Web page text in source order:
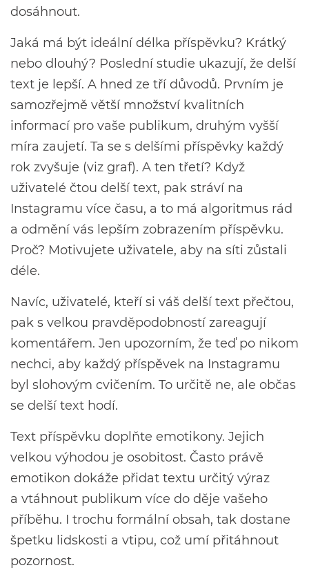
dosáhnout.
Jaká má být ideální délka příspěvku? Krátký
nebo dlouhý? Poslední studie ukazují, že delší
text je lepší. A hned ze tří důvodů. Prvním je
samozřejmě větší množství kvalitních
informací pro vaše publikum, druhým vyšší
míra zaujetí. Ta se s delšími příspěvky každý
rok zvyšuje (viz graf). A ten třetí? Když
uživatelé čtou delší text, pak stráví na
Instagramu více času, a to má algoritmus rád
a odmění vás lepším zobrazením příspěvku.
Proč? Motivujete uživatele, aby na síti zůstali
déle.
Navíc, uživatelé, kteří si váš delší text přečtou,
pak s velkou pravděpodobností zareagují
komentářem. Jen upozorním, že teď po nikom
nechci, aby každý příspěvek na Instagramu
byl slohovým cvičením. To určitě ne, ale občas
se delší text hodí.
Text příspěvku doplňte emotikony. Jejich
velkou výhodou je osobitost. Často právě
emotikon dokáže přidat textu určitý výraz
a vtáhnout publikum více do děje vašeho
příběhu. I trochu formální obsah, tak dostane
špetku lidskosti a vtipu, což umí přitáhnout
pozornost.